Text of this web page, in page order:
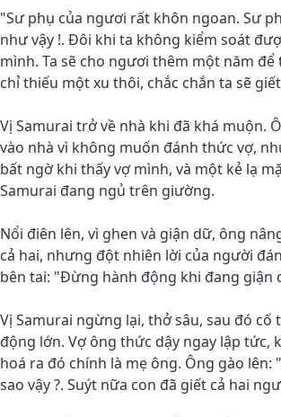
"Sư phụ của ngươi rất khôn ngoan. Sư
như vậy !. Ðôi khi ta không kiểm soát
mình. Ta sẽ cho ngươi thêm một năm để
chỉ thiếu một xu thôi, chắc chắn ta sẽ
Vị Samurai trở về nhà khi đã khá muộn.
vào nhà vì không muốn đánh thức vợ,
bất ngờ khi thấy vợ mình, và một kẻ lạ
Samurai đang ngủ trên giường.
Nổi điên lên, vì ghen và giận dữ, ông
cả hai, nhưng đột nhiên lời của người
bên tai: "Ðừng hành động khi đang giận
Vị Samurai ngừng lại, thở sâu, sau đó cố
động lớn. Vợ ông thức dậy ngay lập tức,
hoá ra đó chính là mẹ ông. Ông gào lên:
sao vậy ?. Suýt nữa con đã giết cả hai